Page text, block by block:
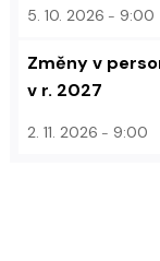
5. 10. 2026 9:00
Změny v
v r. 2027
2. 11. 2026 9:00